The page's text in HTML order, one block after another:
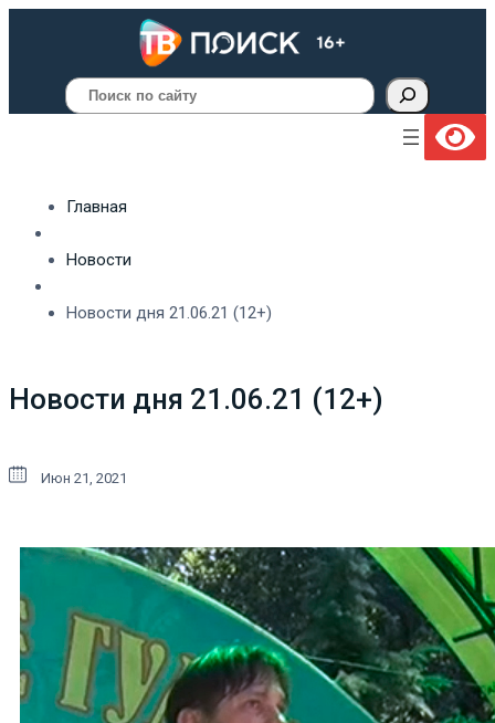
Поиск
Главная
Новости
Новости дня 21.06.21 (12+)
Новости дня 21.06.21 (12+)
Июн 21, 2021